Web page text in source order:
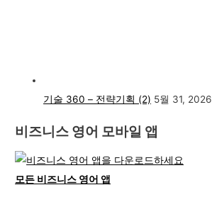
기술 360 – 전략기획 (2) 5월 31, 2026
비즈니스 영어 모바일 앱
모든 비즈니스 영어 앱